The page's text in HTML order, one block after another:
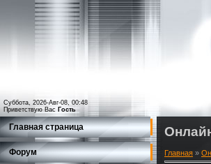
Суббота, 2026-Авг-08, 00:48
Приветствую Вас Гость
Главная страница
Форум Главная »